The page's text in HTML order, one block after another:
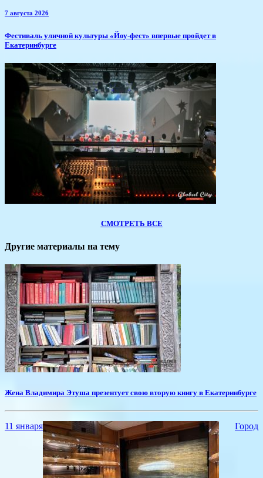
7 августа 2026
​Фестиваль уличной культуры «Йоу-фест» впервые пройдет в
Екатеринбурге
СМОТРЕТЬ ВСЕ
Другие материалы на тему
Жена Владимира Этуша презентует свою вторую книгу в Екатеринбурге
11 января Город